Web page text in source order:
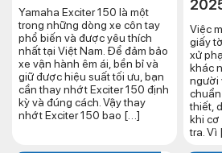
Yamaha Exciter 150 là một
trong những dòng xe côn tay
phổ biến và được yêu thích
nhất tại Việt Nam. Để đảm bảo
xe vận hành êm ái, bền bỉ và
giữ được hiệu suất tối ưu, bạn
cần thay nhớt Exciter 150 định
kỳ và đúng cách. Vậy thay
nhớt Exciter 150 bao […]
Việc
giấy
xử
khác
người
thiết,
khi cơ
tra. Vì